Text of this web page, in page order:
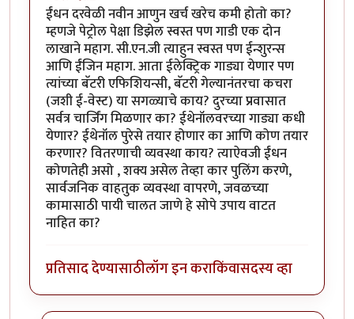
ईंधन दरवेळी नवीन आणुन खर्च खरेच कमी होतो का?
म्हणजे पेट्रोल पेक्षा डिझेल स्वस्त पण गाडी एक दोन
लाखाने महाग. सी.एन.जी त्याहुन स्वस्त पण ईन्शुरन्स
आणि ईंजिन महाग. आता ईलेक्ट्रिक गाड्या येणार पण
त्यांच्या बॅटरी एफिशियन्सी, बॅटरी गेल्यानंतरचा कचरा
(जशी ई-वेस्ट) या सगळ्याचे काय? दुरच्या प्रवासात
सर्वत्र चार्जिंग मिळणार का? ईथेनॉलवरच्या गाड्या कधी
येणार? ईथेनॉल पुरेसे तयार होणार का आणि कोण तयार
करणार? वितरणाची व्यवस्था काय? त्याऐवजी ईंधन
कोणतेही असो , शक्य असेल तेव्हा कार पुलिंग करणे,
सार्वजनिक वाहतुक व्यवस्था वापरणे, जवळच्या
कामासाठी पायी चालत जाणे हे सोपे उपाय वाटत
नाहित का?
प्रतिसाद देण्यासाठीलॉग इन कराकिंवासदस्य व्हा